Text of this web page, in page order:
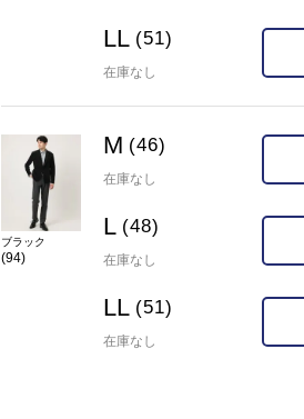
LL (51)
在庫なし
ブラック
(94)
M (46)
在庫なし
L (48)
在庫なし
LL (51)
在庫なし